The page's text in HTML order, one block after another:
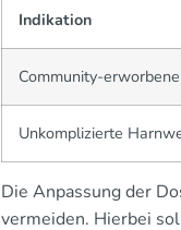
Indikation
Community-
Unkomplizierte
Die Anpassung der
vermeiden. Hierbei